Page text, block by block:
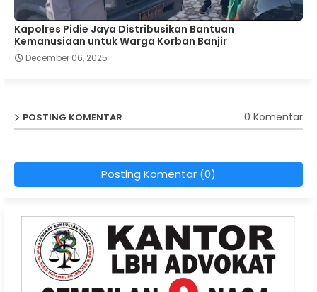
Kapolres Pidie Jaya Distribusikan Bantuan
Kemanusiaan untuk Warga Korban Banjir
December 06, 2025
POSTING KOMENTAR 0 Komentar
Posting Komentar (0)